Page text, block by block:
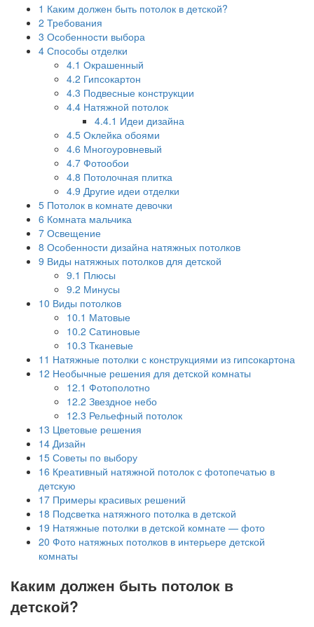
1 Каким должен быть потолок в детской?
2 Требования
3 Особенности выбора
4 Способы отделки
4.1 Окрашенный
4.2 Гипсокартон
4.3 Подвесные конструкции
4.4 Натяжной потолок
4.4.1 Идеи дизайна
4.5 Оклейка обоями
4.6 Многоуровневый
4.7 Фотообои
4.8 Потолочная плитка
4.9 Другие идеи отделки
5 Потолок в комнате девочки
6 Комната мальчика
7 Освещение
8 Особенности дизайна натяжных потолков
9 Виды натяжных потолков для детской
9.1 Плюсы
9.2 Минусы
10 Виды потолков
10.1 Матовые
10.2 Сатиновые
10.3 Тканевые
11 Натяжные потолки с конструкциями из гипсокартона
12 Необычные решения для детской комнаты
12.1 Фотополотно
12.2 Звездное небо
12.3 Рельефный потолок
13 Цветовые решения
14 Дизайн
15 Советы по выбору
16 Креативный натяжной потолок с фотопечатью в
детскую
17 Примеры красивых решений
18 Подсветка натяжного потолка в детской
19 Натяжные потолки в детской комнате — фото
20 Фото натяжных потолков в интерьере детской
комнаты
Каким должен быть потолок в
детской?